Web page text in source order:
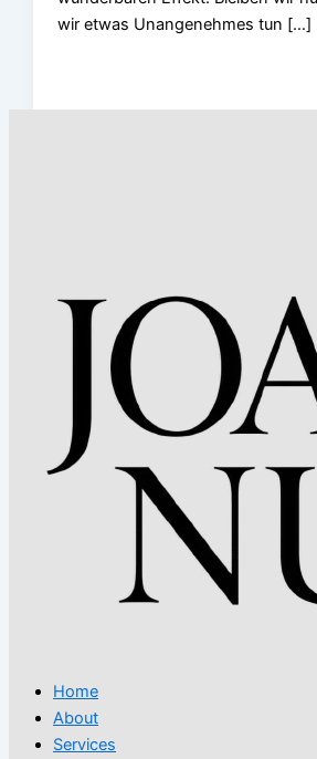
wir etwas Unangenehmes tun […]
Home
About
Services